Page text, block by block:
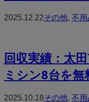
2025.12.22その他, 不用
回収実績：太
ミシン8台を
2025.10.18その他, 不用